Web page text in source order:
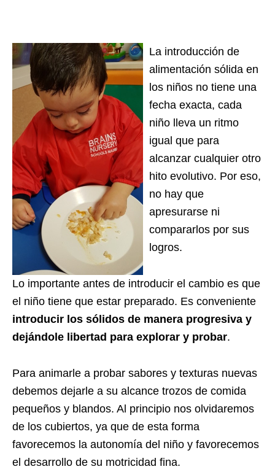
La introducción de
alimentación sólida en
los niños no tiene una
fecha exacta, cada
niño lleva un ritmo
igual que para
alcanzar cualquier otro
hito evolutivo. Por eso,
no hay que
apresurarse ni
compararlos por sus
logros.
Lo importante antes de introducir el cambio es que
el niño tiene que estar preparado. Es conveniente
introducir los sólidos de manera progresiva y
dejándole libertad para explorar y probar.
Para animarle a probar sabores y texturas nuevas
debemos dejarle a su alcance trozos de comida
pequeños y blandos. Al principio nos olvidaremos
de los cubiertos, ya que de esta forma
favorecemos la autonomía del niño y favorecemos
el desarrollo de su motricidad fina.